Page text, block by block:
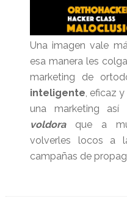
Una imagen vale
esa manera les
marketing de
inteligente , eficaz
una marketing
voldoraque a
volverles locos a
campañas de